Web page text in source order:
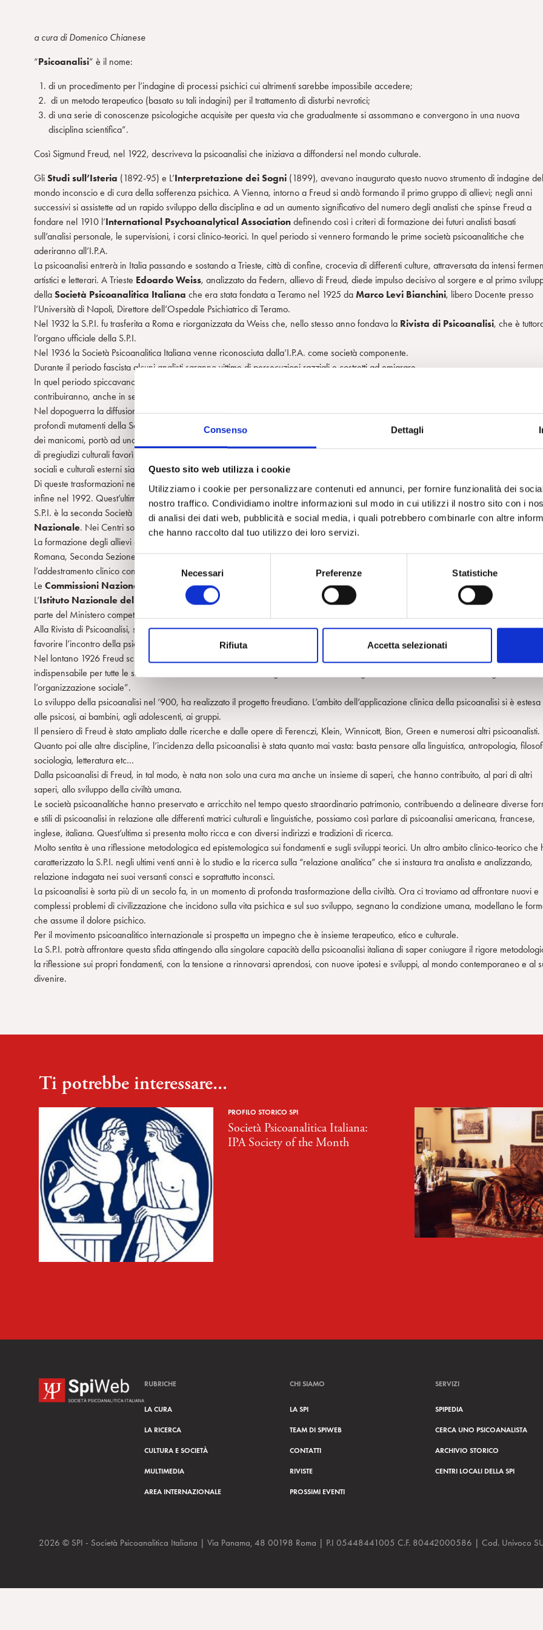
Consenso Dettagli
Questo sito web utilizza i cookie
Utilizziamo i cookie per personalizzare contenuti ed annunci, per fornire funzionalità dei
nostro traffico. Condividiamo inoltre informazioni sul modo in cui utilizzi il nostro sito con i
di analisi dei dati web, pubblicità e social media, i quali potrebbero combinarle con altre
che hanno raccolto dal tuo utilizzo dei loro servizi.
S
e
l
z
i
o
e
e
l
c
o
s
e
n
s
o
Necessari Preferenze Statistiche
Rifiuta Accetta selezionati
a cura di Domenico Chianese
“Psicoanalisi” è il nome:
di un procedimento per l’indagine di processi psichici cui altrimenti sarebbe impossibile accedere;
di un metodo terapeutico (basato su tali indagini) per il trattamento di disturbi nevrotici;
di una serie di conoscenze psicologiche acquisite per questa via che gradualmente si assommano e convergono in una nuova
disciplina scientifica”.
Così Sigmund Freud, nel 1922, descriveva la psicoanalisi che iniziava a diffondersi nel mondo culturale.
Gli Studi sull’Isteria (1892-95) e L’Interpretazione dei Sogni (1899), avevano inaugurato questo nuovo strumento di indagine del
mondo inconscio e di cura della sofferenza psichica. A Vienna, intorno a Freud si andò formando il primo gruppo di allievi; negli anni
successivi si assistette ad un rapido sviluppo della disciplina e ad un aumento significativo del numero degli analisti che spinse Freud a
fondare nel 1910 l’International Psychoanalytical Association definendo così i criteri di formazione dei futuri analisti basati
sull’analisi personale, le supervisioni, i corsi clinico-teorici. In quel periodo si vennero formando le prime società psicoanalitiche che
aderiranno all’I.P.A.
La psicoanalisi entrerà in Italia passando e sostando a Trieste, città di confine, crocevia di differenti culture, attraversata da intensi
artistici e letterari. A Trieste Edoardo Weiss, analizzato da Federn, allievo di Freud, diede impulso decisivo al sorgere e al primo
della Società Psicoanalitica Italiana che era stata fondata a Teramo nel 1925 da Marco Levi Bianchini, libero Docente presso
l’Università di Napoli, Direttore dell’Ospedale Psichiatrico di Teramo.
Nel 1932 la S.P.I. fu trasferita a Roma e riorganizzata da Weiss che, nello stesso anno fondava la Rivista di Psicoanalisi, che è
l’organo ufficiale della S.P.I.
Nel 1936 la Società Psicoanalitica Italiana venne riconosciuta dalla’I.P.A. come società componente.
Durante il periodo fascista alcuni analisti saranno vittime di persecuzioni razziali e costretti ad emigrare.
In quel periodo spiccavano le figure di
contribuiranno, anche in seguito, alla divulgazione e al progresso clinico-teorico della psicoanalisi.
Nel dopoguerra la diffusione della psicoanalisi in Italia fu lenta, ma negli anni ’60 e ’70 si assistette ad un forte sviluppo in relazione a
profondi mutamenti della Società e della cultura italiana. In particolare, la messa in discussione, in campo psichiatrico della tragica realtà
dei manicomi, portò ad una presa di coscienza collettiva del disagio psichico restituendo dignità all’uomo e alla sua sofferenza. La caduta
di pregiudizi culturali favorì lo sviluppo della psicoanalisi. L’evoluzione della S.P.I., del resto è stata sempre in relazione sia a mutamenti
sociali e culturali esterni sia a trasformazioni interne al movimento psicoanalitico italiano.
Di queste trasformazioni ne sono testimonianza le principali modifiche dello Statuto e dell’assetto societario avvenute nel 1961, nel 1974
infine nel 1992. Quest’ultima ha definito l’assetto attuale della S.P.I. che conta oggi 620 Soci e 294 Candidati: per numero di
S.P.I. è la seconda Società in Europa. L’attività scientifica si svolge nei 13
Centri ed è coordinata dalla
Commissione Scientifica
Nazionale. Nei Centri sono attivi i gruppi di ricerca e iServizi di Consultazione , aperti all’esterno.
La formazione degli allievi è affidata all’
Romana, Seconda Sezione Romana, Sezione Milanese e Sezione Veneto-Emiliana). Compito delle Sezioni è l’attuazione dei corsi
l’addestramento clinico con le supervisioni.
Le Commissioni Nazionali
regolano l’ammissione dei nuovi allievi e la loro formazione fino alla valutazione conclusiva.
L’Istituto Nazionale del Training della Società Psicoanalitica Italiananel gennaio del 2000 ha ottenuto il riconoscimento da
parte del Ministero competente (M.U.R.S.T).
Alla Rivista di Psicoanalisi, si affianca una seconda pubblicazione ufficiale,Psiche, Rivista di Cultura Psicoanalitica che ha lo scopo di
favorire l’incontro della psicoanalisi con altre discipline.
Nel lontano 1926 Freud scriveva: “In quanto “psicologia del profondo” o
dottrina dell’inconscio psichico
la psicoanalisi può divenire
indispensabile per tutte le scienze che studiano la storia delle origini della civiltà e delle grandi istituzioni, come l’arte, la religione e
l’organizzazione sociale”.
Lo sviluppo della psicoanalisi nel ‘900, ha realizzato il progetto freudiano. L’ambito dell’applicazione clinica della psicoanalisi si è estesa
alle psicosi, ai bambini, agli adolescenti, ai gruppi.
Il pensiero di Freud è stato ampliato dalle ricerche e dalle opere di Ferenczi, Klein, Winnicott, Bion, Green e numerosi altri psicoanalisti.
Quanto poi alle altre discipline, l’incidenza della psicoanalisi è stata quanto mai vasta: basta pensare alla linguistica, antropologia,
sociologia, letteratura etc…
Dalla psicoanalisi di Freud, in tal modo, è nata non solo una cura ma anche un insieme di saperi, che hanno contribuito, al pari di altri
saperi, allo sviluppo della civiltà umana.
Le società psicoanalitiche hanno preservato e arricchito nel tempo questo straordinario patrimonio, contribuendo a delineare diverse
e stili di psicoanalisi in relazione alle differenti matrici culturali e linguistiche, possiamo così parlare di psicoanalisi americana, francese,
inglese, italiana. Quest’ultima si presenta molto ricca e con diversi indirizzi e tradizioni di ricerca.
Molto sentita è una riflessione metodologica ed epistemologica sui fondamenti e sugli sviluppi teorici. Un altro ambito clinico-teorico che
caratterizzato la S.P.I. negli ultimi venti anni è lo studio e la ricerca sulla “relazione analitica” che si instaura tra analista e analizzando,
relazione indagata nei suoi versanti consci e soprattutto inconsci.
La psicoanalisi è sorta più di un secolo fa, in un momento di profonda trasformazione della civiltà. Ora ci troviamo ad affrontare nuovi e
complessi problemi di civilizzazione che incidono sulla vita psichica e sul suo sviluppo, segnano la condizione umana, modellano le
che assume il dolore psichico.
Per il movimento psicoanalitico internazionale si prospetta un impegno che è insieme terapeutico, etico e culturale.
La S.P.I. potrà affrontare questa sfida attingendo alla singolare capacità della psicoanalisi italiana di saper coniugare il rigore
la riflessione sui propri fondamenti, con la tensione a rinnovarsi aprendosi, con nuove ipotesi e sviluppi, al mondo contemporaneo e al
divenire.
Ti potrebbe interessare...
PROFILO STORICO SPI
Società Psicoanalitica Italiana:
IPA Society of the Month
RUBRICHE
LA CURA
LA RICERCA
CULTURA E SOCIETÀ
MULTIMEDIA
AREA INTERNAZIONALE
CHI SIAMO
LA SPI
TEAM DI SPIWEB
CONTATTI
RIVISTE
PROSSIMI EVENTI
SERVIZI
SPIPEDIA
CERCA UNO PSICOANALISTA
ARCHIVIO STORICO
CENTRI LOCALI DELLA SPI
2026 © SPI - Società Psicoanalitica Italiana | Via Panama, 48 00198 Roma | P.I 05448441005 C.F. 80442000586 | Cod. Univoco